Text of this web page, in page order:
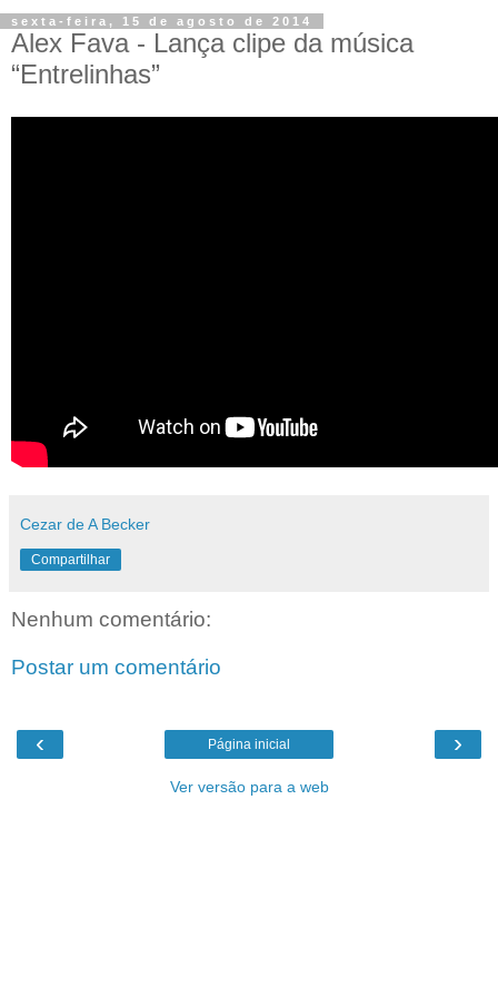
sexta-feira, 15 de agosto de 2014
Alex Fava - Lança clipe da música
Cezar de A Becker
Compartilhar
Nenhum comentário:
Postar um comentário
‹ ›
Página inicial
Ver versão para a web